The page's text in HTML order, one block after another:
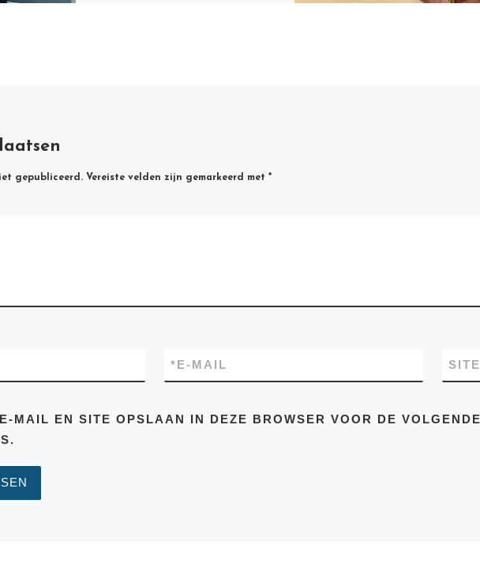
gepubliceerd. Vereiste velden zijn gemarkeerd met *
E-MAIL
* SITE
MAIL EN SITE OPSLAAN IN DEZE BROWSER VOOR DE